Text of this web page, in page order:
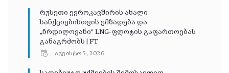
რუსეთი ევროკავშირის ახალი
სანქციებისთვის ემზადება და
„ჩრდილოვანი“ LNG-ფლოტის გაფართოებას
განაგრძობს | FT
აგვისტო 5, 2026